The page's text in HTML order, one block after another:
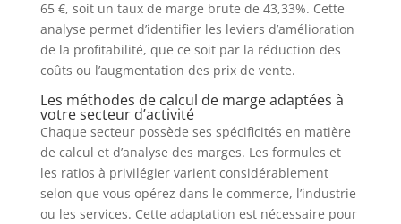
65 €, soit un taux de marge brute de 43,33%. Cette
analyse permet d’identifier les leviers d’amélioration
de la profitabilité, que ce soit par la réduction des
coûts ou l’augmentation des prix de vente.
Les méthodes de calcul de marge adaptées à
votre secteur d’activité
Chaque secteur possède ses spécificités en matière
de calcul et d’analyse des marges. Les formules et
les ratios à privilégier varient considérablement
selon que vous opérez dans le commerce, l’industrie
ou les services. Cette adaptation est nécessaire pour